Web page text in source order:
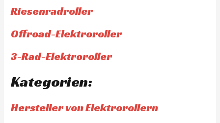
Riesenradroller
Offroad-Elektroroller
3-Rad-Elektroroller
Kategorien:
Hersteller von Elektrorollern